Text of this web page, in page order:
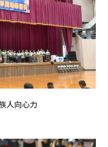
人向心力